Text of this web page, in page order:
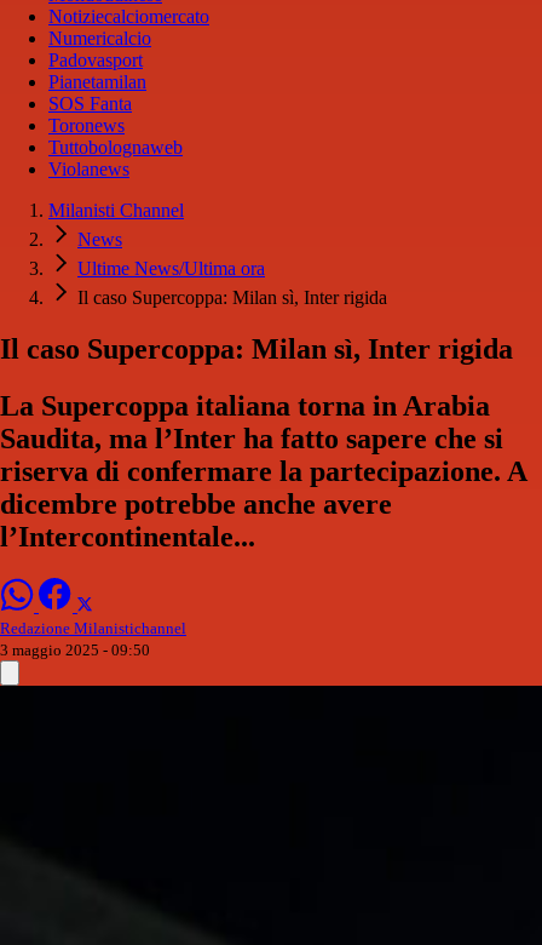
Notiziecalciomercato
Numericalcio
Padovasport
Pianetamilan
SOS Fanta
Toronews
Tuttobolognaweb
Violanews
Milanisti Channel
News
Ultime News/Ultima ora
Il caso Supercoppa: Milan sì, Inter rigida
Il caso Supercoppa: Milan sì, Inter rigida
La Supercoppa italiana torna in Arabia
Saudita, ma l’Inter ha fatto sapere che si
riserva di confermare la partecipazione. A
dicembre potrebbe anche avere
l’Intercontinentale...
Redazione Milanistichannel
3 maggio 2025 - 09:50